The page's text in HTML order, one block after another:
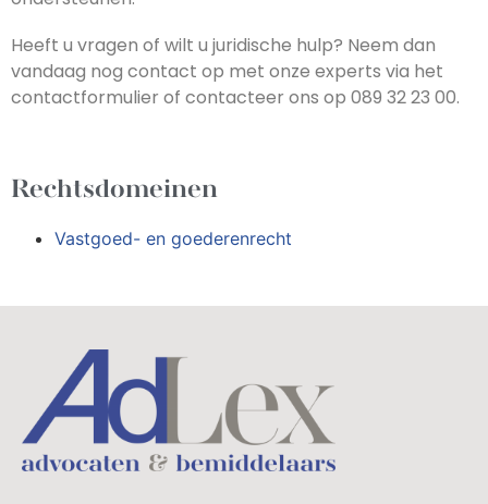
Heeft u vragen of wilt u juridische hulp? Neem dan
vandaag nog contact op met onze experts via het
contactformulier of contacteer ons op 089 32 23 00.
Rechtsdomeinen
Vastgoed- en goederenrecht